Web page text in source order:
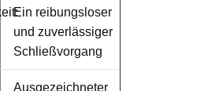
Ein reibungsloser
und zuverlässiger
Schließvorgang
Ausgezeichneter